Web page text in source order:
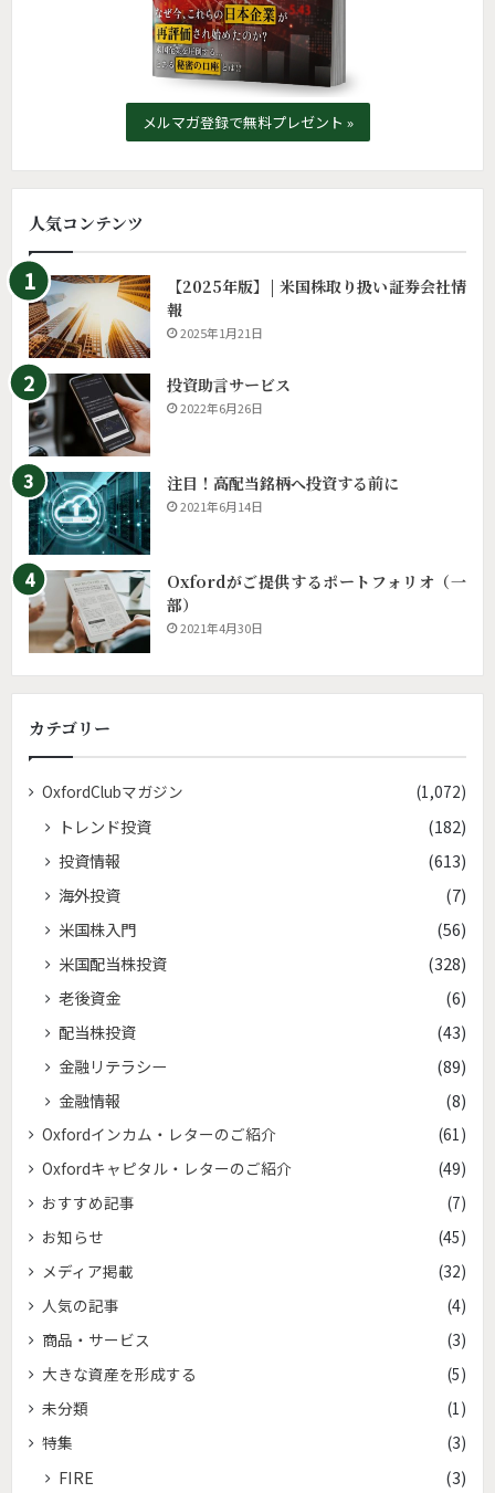
メルマガ登録で無料プレゼント »
人気コンテンツ
【2025年版】| 米国株取り扱い証券会社情
報
2025年1月21日
投資助言サービス
2022年6月26日
注目！高配当銘柄へ投資する前に
2021年6月14日
Oxfordがご提供するポートフォリオ（一
部）
2021年4月30日
カテゴリー
OxfordClubマガジン (1,072)
トレンド投資
(182)
投資情報
(613)
海外投資
(7)
米国株入門
(56)
米国配当株投資
(328)
老後資金
(6)
配当株投資
(43)
金融リテラシー
(89)
金融情報
(8)
Oxfordインカム・レターのご紹介
(61)
Oxfordキャピタル・レターのご紹介
(49)
おすすめ記事
(7)
お知らせ
(45)
メディア掲載
(32)
人気の記事
(4)
商品・サービス
(3)
大きな資産を形成する
(5)
未分類
(1)
特集
(3)
FIRE (3)